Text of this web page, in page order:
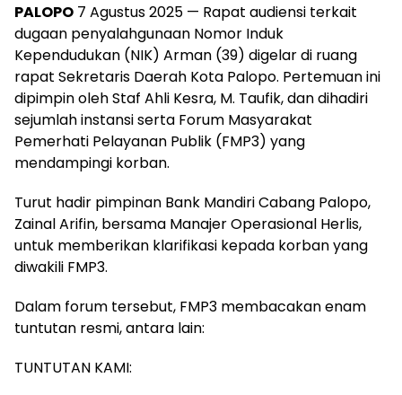
PALOPO 7 Agustus 2025 — Rapat audiensi terkait
dugaan penyalahgunaan Nomor Induk
Kependudukan (NIK) Arman (39) digelar di ruang
rapat Sekretaris Daerah Kota Palopo. Pertemuan ini
dipimpin oleh Staf Ahli Kesra, M. Taufik, dan dihadiri
sejumlah instansi serta Forum Masyarakat
Pemerhati Pelayanan Publik (FMP3) yang
mendampingi korban.
Turut hadir pimpinan Bank Mandiri Cabang Palopo,
Zainal Arifin, bersama Manajer Operasional Herlis,
untuk memberikan klarifikasi kepada korban yang
diwakili FMP3.
Dalam forum tersebut, FMP3 membacakan enam
tuntutan resmi, antara lain:
TUNTUTAN KAMI: